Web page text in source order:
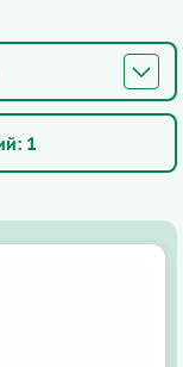
1